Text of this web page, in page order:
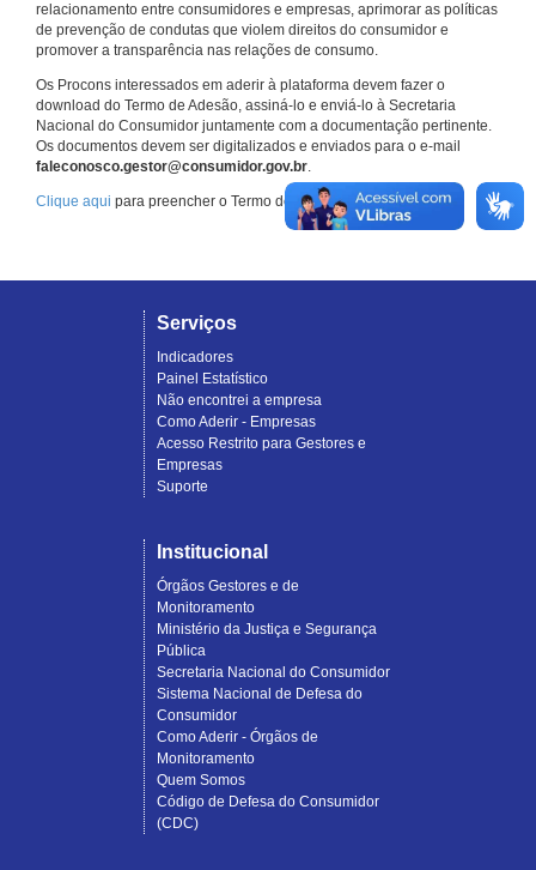
relacionamento entre consumidores e empresas, aprimorar as políticas
de prevenção de condutas que violem direitos do consumidor e
promover a transparência nas relações de consumo.
Os Procons interessados em aderir à plataforma devem fazer o
download do Termo de Adesão, assiná-lo e enviá-lo à Secretaria
Nacional do Consumidor juntamente com a documentação pertinente.
Os documentos devem ser digitalizados e enviados para o e-mail
faleconosco.gestor@consumidor.gov.br.
Clique aqui para preencher o Termo de Adesão.
Serviços
Indicadores
Painel Estatístico
Não encontrei a empresa
Como Aderir - Empresas
Acesso Restrito para Gestores e
Empresas
Suporte
Institucional
Órgãos Gestores e de
Monitoramento
Ministério da Justiça e Segurança
Pública
Secretaria Nacional do Consumidor
Sistema Nacional de Defesa do
Consumidor
Como Aderir - Órgãos de
Monitoramento
Quem Somos
Código de Defesa do Consumidor
(CDC)